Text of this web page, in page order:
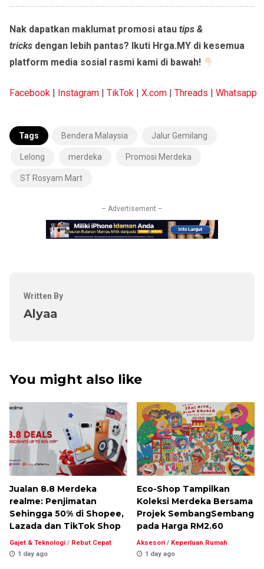
Nak dapatkan maklumat promosi atau tips &
tricks dengan lebih pantas? Ikuti Hrga.MY di kesemua
platform media sosial rasmi kami di bawah!
Facebook Instagram TikTok X.com Threads Whatsapp
Tags Bendera Malaysia Jalur Gemilang
Lelong merdeka Promosi Merdeka
ST Rosyam Mart
– Advertisement –
Written By
Alyaa
You might also like
Jualan 8.8 Merdeka
realme: Penjimatan
Sehingga 50% di Shopee,
Lazada dan TikTok Shop
Gajet & Teknologi / Rebut Cepat
1 day ago
Eco-Shop Tampilkan
Koleksi Merdeka Bersama
Projek SembangSembang
pada Harga RM2.60
Aksesori / Keperluan Rumah
1 day ago